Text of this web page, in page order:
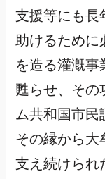
支援等にも長
助けるために
を造る灌漑事
甦らせ、その
ム共和国市民
その縁から大
支え続けられ